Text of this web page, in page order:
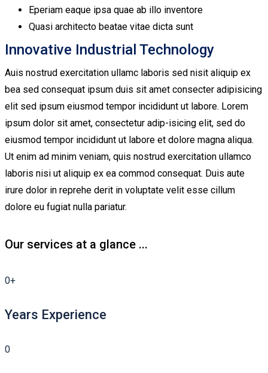
Eperiam eaque ipsa quae ab illo inventore
Quasi architecto beatae vitae dicta sunt
Innovative Industrial Technology
Auis nostrud exercitation ullamc laboris sed nisit aliquip ex
bea sed consequat ipsum duis sit amet consecter adipisicing
elit sed ipsum eiusmod tempor incididunt ut labore. Lorem
ipsum dolor sit amet, consectetur adip-isicing elit, sed do
eiusmod tempor incididunt ut labore et dolore magna aliqua.
Ut enim ad minim veniam, quis nostrud exercitation ullamco
laboris nisi ut aliquip ex ea commod consequat. Duis aute
irure dolor in reprehe derit in voluptate velit esse cillum
dolore eu fugiat nulla pariatur.
Our services at a glance ...
0+
Years Experience
0